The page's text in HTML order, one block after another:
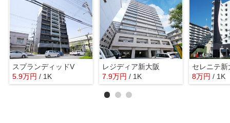
スプランディッドV
5.9万円 / 1K
レジディア新大阪
7.9万円 / 1K
セレニテ
8万円 / 1K